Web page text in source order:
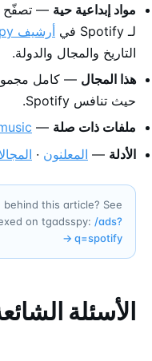
مواد إبداعية حية — تصفّح
لـ Spotify في
أرشيف Telegram Ads Spy
التاريخ والمجال والدولة.
هذا المجال — كامل
حيث تنافس Spotify.
ملفات ذات صلة —
الأدلة — المعلنون ·
this article? See
on tgadsspy: /ads?
q=spotify
→
الأسئلة